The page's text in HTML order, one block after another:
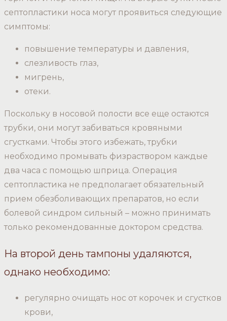
септопластики носа могут проявиться следующие
симптомы:
повышение температуры и давления,
слезливость глаз,
мигрень,
отеки.
Поскольку в носовой полости все еще остаются
трубки, они могут забиваться кровяными
сгустками. Чтобы этого избежать, трубки
необходимо промывать физраствором каждые
два часа с помощью шприца. Операция
септопластика не предполагает обязательный
прием обезболивающих препаратов, но если
болевой синдром сильный – можно принимать
только рекомендованные доктором средства.
На второй день тампоны удаляются,
однако необходимо:
регулярно очищать нос от корочек и сгустков
крови,